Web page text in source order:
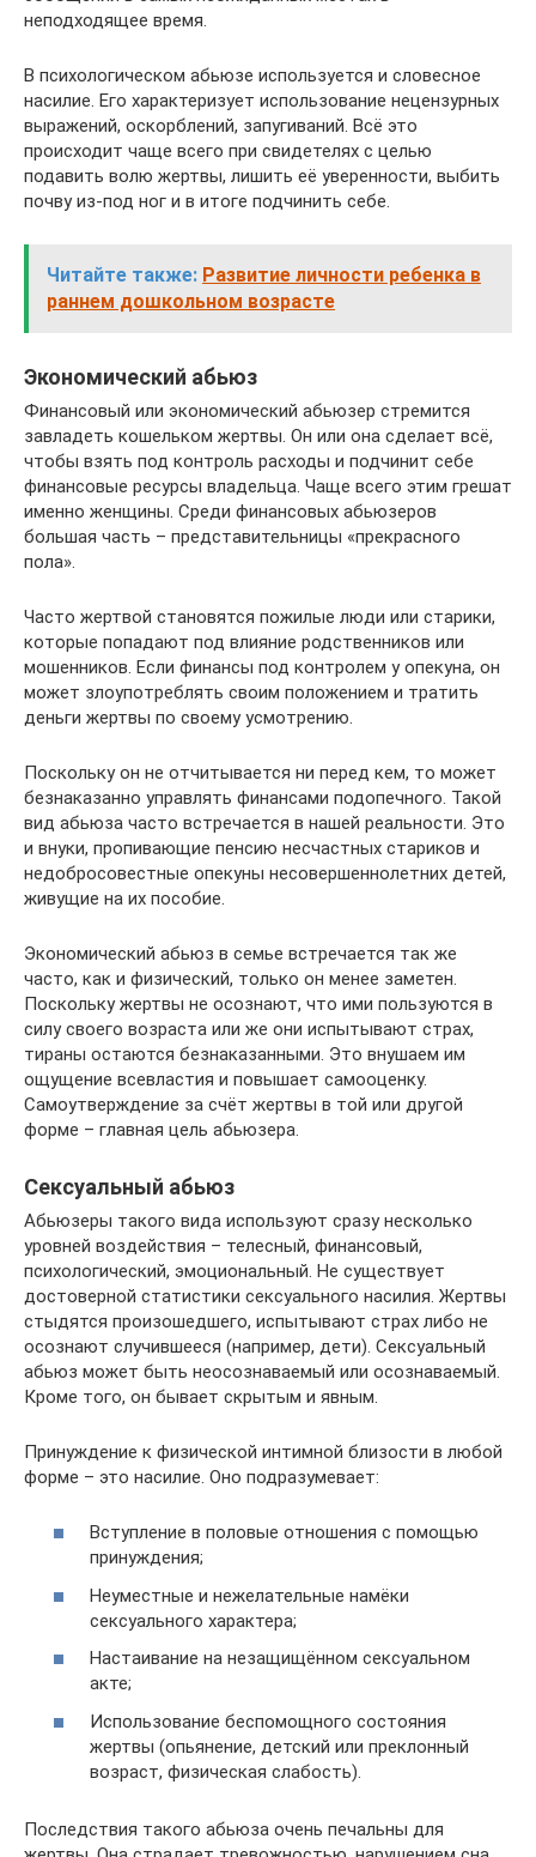
неподходящее время.
В психологическом абьюзе используется и словесное
насилие. Его характеризует использование нецензурных
выражений, оскорблений, запугиваний. Всё это
происходит чаще всего при свидетелях с целью
подавить волю жертвы, лишить её уверенности, выбить
почву из-под ног и в итоге подчинить себе.
Читайте также: Развитие личности ребенка в
раннем дошкольном возрасте
Экономический абьюз
Финансовый или экономический абьюзер стремится
завладеть кошельком жертвы. Он или она сделает всё,
чтобы взять под контроль расходы и подчинит себе
финансовые ресурсы владельца. Чаще всего этим грешат
именно женщины. Среди финансовых абьюзеров
большая часть – представительницы «прекрасного
пола».
Часто жертвой становятся пожилые люди или старики,
которые попадают под влияние родственников или
мошенников. Если финансы под контролем у опекуна, он
может злоупотреблять своим положением и тратить
деньги жертвы по своему усмотрению.
Поскольку он не отчитывается ни перед кем, то может
безнаказанно управлять финансами подопечного. Такой
вид абьюза часто встречается в нашей реальности. Это
и внуки, пропивающие пенсию несчастных стариков и
недобросовестные опекуны несовершеннолетних детей,
живущие на их пособие.
Экономический абьюз в семье встречается так же
часто, как и физический, только он менее заметен.
Поскольку жертвы не осознают, что ими пользуются в
силу своего возраста или же они испытывают страх,
тираны остаются безнаказанными. Это внушаем им
ощущение всевластия и повышает самооценку.
Самоутверждение за счёт жертвы в той или другой
форме – главная цель абьюзера.
Сексуальный абьюз
Абьюзеры такого вида используют сразу несколько
уровней воздействия – телесный, финансовый,
психологический, эмоциональный. Не существует
достоверной статистики сексуального насилия. Жертвы
стыдятся произошедшего, испытывают страх либо не
осознают случившееся (например, дети). Сексуальный
абьюз может быть неосознаваемый или осознаваемый.
Кроме того, он бывает скрытым и явным.
Принуждение к физической интимной близости в любой
форме – это насилие. Оно подразумевает:
Вступление в половые отношения с помощью
принуждения;
Неуместные и нежелательные намёки
сексуального характера;
Настаивание на незащищённом сексуальном
акте;
Использование беспомощного состояния
жертвы (опьянение, детский или преклонный
возраст, физическая слабость).
Последствия такого абьюза очень печальны для